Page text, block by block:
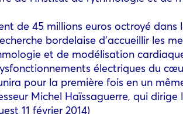
de 45 millions euros octroyé dans
bordelaise d’accueillir les
et de modélisation
électriques du
pour la première fois en un
Michel Haïssaguerre, qui dirige
11 février 2014)